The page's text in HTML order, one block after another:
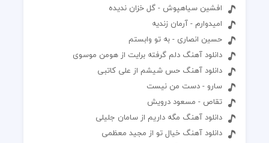
افشین سیاهپوش - گل خزان ندیده
امیدوارم - آرمان زندیه
حسین انصاری - به تو وابستم
دانلود آهنگ دلم گرفته برایت از هومن موسوی
دانلود آهنگ حس شیشم از علی کاتبی
سارو - دست من نیست
تقاص - مسعود درویش
دانلود آهنگ مگه داریم از سامان جلیلی
دانلود آهنگ خیال تو از مجید معظمی